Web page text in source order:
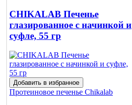
CHIKALAB Печенье
глазированное с начинкой и
суфле, 55 гр
Добавить в избранное
Протеиновое печенье Chikalab